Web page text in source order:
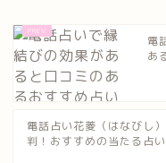
電
あ
電話占い花菱（はなびし
判！おすすめの当たる占